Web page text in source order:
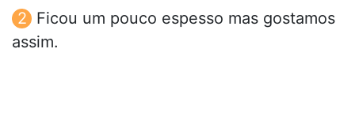
Ficou um pouco espesso mas gostamos
assim.